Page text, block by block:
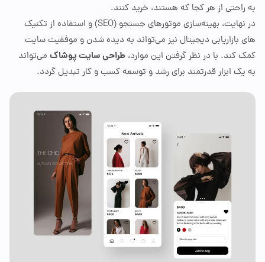
از هر کجا که هستند، خرید کنند.
بهینه‌سازی موتورهای جستجو(
SEO
) و استفاده از تکنیک
دیجیتال نیز می‌تواند به دیده شدن و موفقیت سایت
با در نظر گرفتن این موارد، طراحی سایت پوشاکمی‌تواند
ابزار قدرتمند برای رشد و توسعه کسب‌وکار تبدیل گردد.